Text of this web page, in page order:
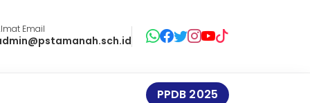
Email
PPDB 2025